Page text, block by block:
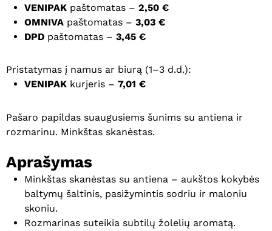
VENIPAK paštomatas – 2,50 €
OMNIVA paštomatas – 3,03 €
DPD paštomatas – 3,45 €
Pristatymas į namus ar biurą (1–3 d.d.):
VENIPAK kurjeris – 7,01 €
Pašaro papildas suaugusiems šunims su antiena ir
rozmarinu. Minkštas skanėstas.
Aprašymas
Minkštas skanėstas su antiena – aukštos kokybės
baltymų šaltinis, pasižymintis sodriu ir maloniu
skoniu.
Rozmarinas suteikia subtilų žolelių aromatą.